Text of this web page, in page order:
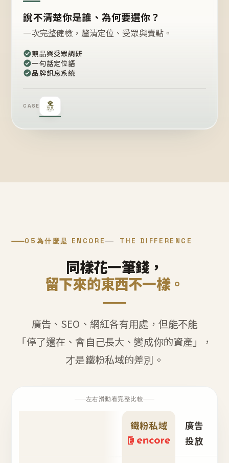
說不清楚你是誰、為何要選你？
一次完整健檢，釐清定位、受眾與賣點。
競品與受眾調研
一句話定位語
品牌訊息系統
CASE
05 為什麼是 ENCORE THE DIFFERENCE
同樣花一筆錢，
留下來的東西不一樣。
廣告、SEO、網紅各有用處，但能不能
「停了還在、會自己長大、變成你的資產」，
才是鐵粉私域的差別。
左右滑動看完整比較
鐵粉私域
廣告
投放